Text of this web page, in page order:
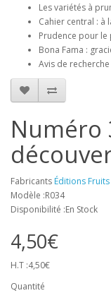
Les variétés à
Cahier central : à
Prudence pour le
Bona Fama :
Avis de
Numéro
Fabricants Éditions
Modèle :R034
Disponibilité :En Stock
4,50€
H.T :4,50€
Quantité